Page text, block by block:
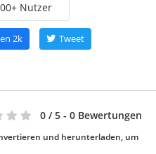
Nutzer
2k Tweet
0 / 5 - 0 Bewertungen
und herunterladen, um